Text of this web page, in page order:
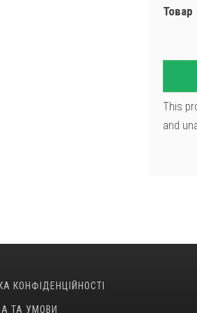
Товар
This
and
КОНФІДЕНЦІЙНОСТІ
ТА УМОВИ